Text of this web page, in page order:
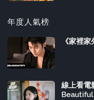
年度人氣榜
《家裡
線上看電
Beautiful